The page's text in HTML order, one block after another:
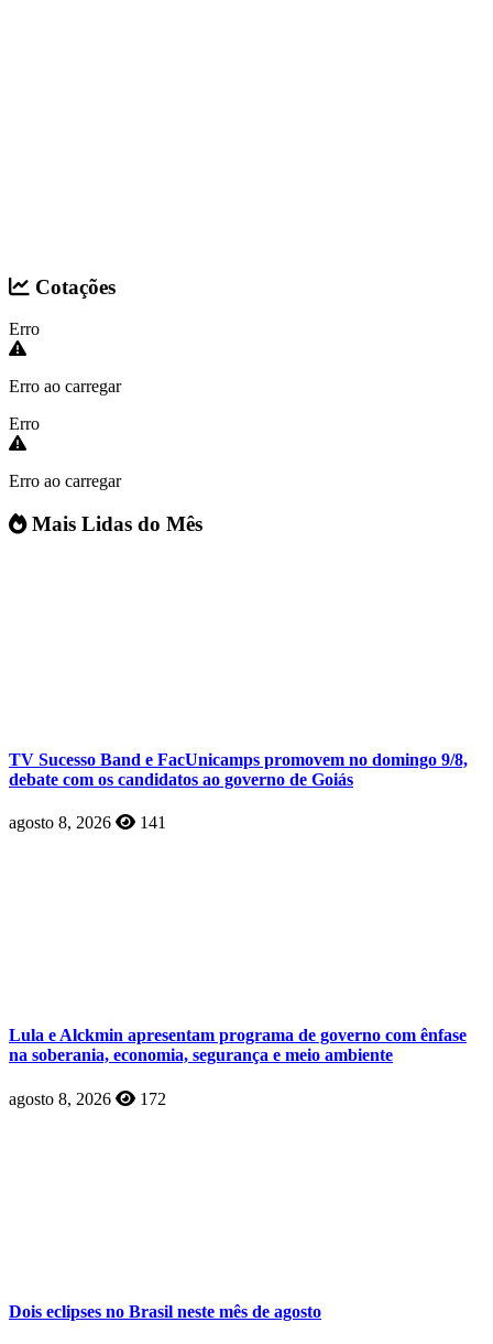
Cotações
Erro
Erro ao carregar
Erro
Erro ao carregar
Mais Lidas do Mês
TV Sucesso Band e FacUnicamps promovem no domingo 9/8,
debate com os candidatos ao governo de Goiás
agosto 8, 2026 141
Lula e Alckmin apresentam programa de governo com ênfase
na soberania, economia, segurança e meio ambiente
agosto 8, 2026 172
Dois eclipses no Brasil neste mês de agosto